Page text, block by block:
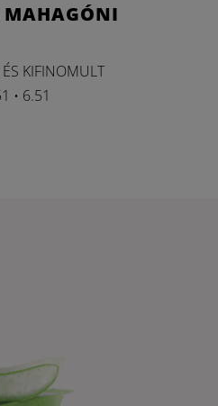
KIFINOMULT
• 6.51